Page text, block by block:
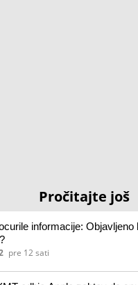
Pročitajte još
informacije: Objavljeno
pre 12 sati